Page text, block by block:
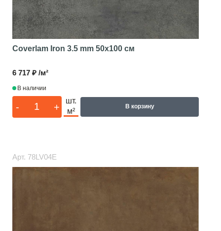
Coverlam Iron 3.5 mm 50x100 см
6 717 ₽ /м²
В наличии
- +
шт.
м²
В корзину
Арт. 78LV04E